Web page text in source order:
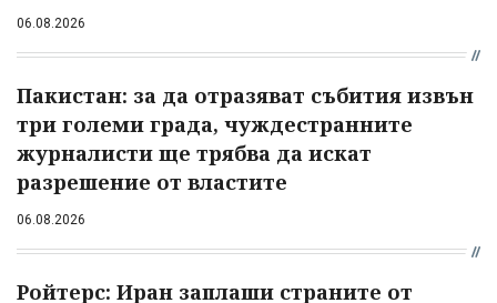
06.08.2026
Пакистан: за да отразяват събития извън
три големи града, чуждестранните
журналисти ще трябва да искат
разрешение от властите
06.08.2026
Ройтерс: Иран заплаши страните от